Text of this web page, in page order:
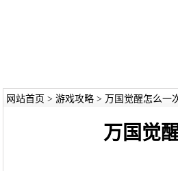
网站首页 > 游戏攻略> 万国觉醒怎么一
万国觉